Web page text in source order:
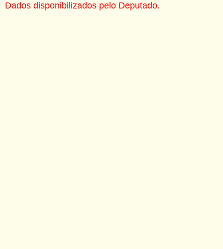
Dados disponibilizados pelo Deputado.